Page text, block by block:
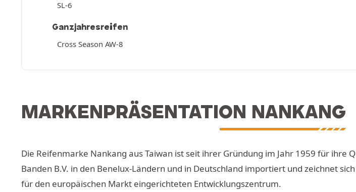
SL-6
Ganzjahresreifen
Cross Season AW-8
MARKENPRÄSENTATION NANKANG
Die Reifenmarke Nankang aus Taiwan ist seit ihrer Gründung im Jahr 1959 für
Banden B.V. in den Benelux-Ländern und in Deutschland importiert und zeichnet
für den europäischen Markt eingerichteten Entwicklungszentrum.